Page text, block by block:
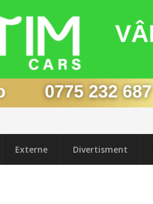
Externe Divertisment